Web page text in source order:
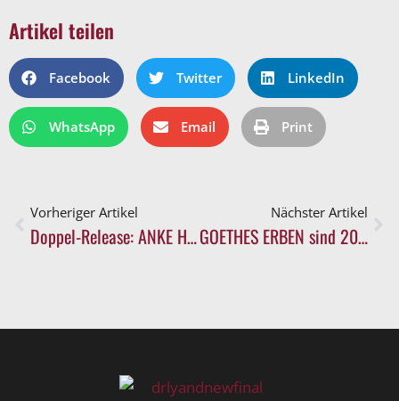
Artikel teilen
Facebook Twitter LinkedIn
WhatsApp Email Print
Vorheriger Artikel
Doppel-Release: ANKE HACHFELD und MILA MAR mit neuen Digitalsingles
Nächster Artikel
GOETHES ERBEN sind 2026 zurück auf Tour! Hardtickets ab jetzt erhältlich!